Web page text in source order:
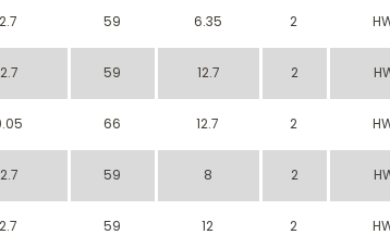
59 6.35 2
59 12.7 2
66 12.7 2
59 8 2
59 12 2